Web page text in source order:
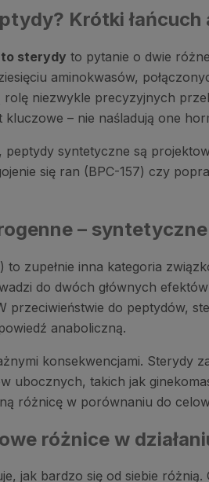
Krótki łańcuch
sterydy to pytanie o dwie
aminokwasów,
rolę niezwykle precyzyjnych
kluczowe – nie naśladują one
syntetyczne są
się ran (BPC-157) czy
–
zupełnie inna kategoria
do dwóch głównych
przeciwieństwie do peptydów,
anaboliczną.
konsekwencjami.
ubocznych, takich jak
różnicę w porównaniu do
różnice w
jak bardzo się od siebie